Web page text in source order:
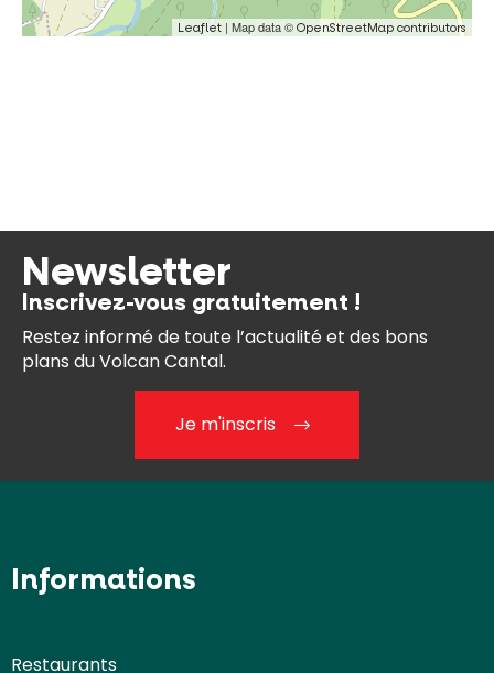
Leaflet | Map data © OpenStreetMap contributors
Newsletter
Inscrivez-vous gratuitement !
Restez informé de toute l’actualité et des bons
plans du Volcan Cantal.
Je m'inscris
Informations
Restaurants